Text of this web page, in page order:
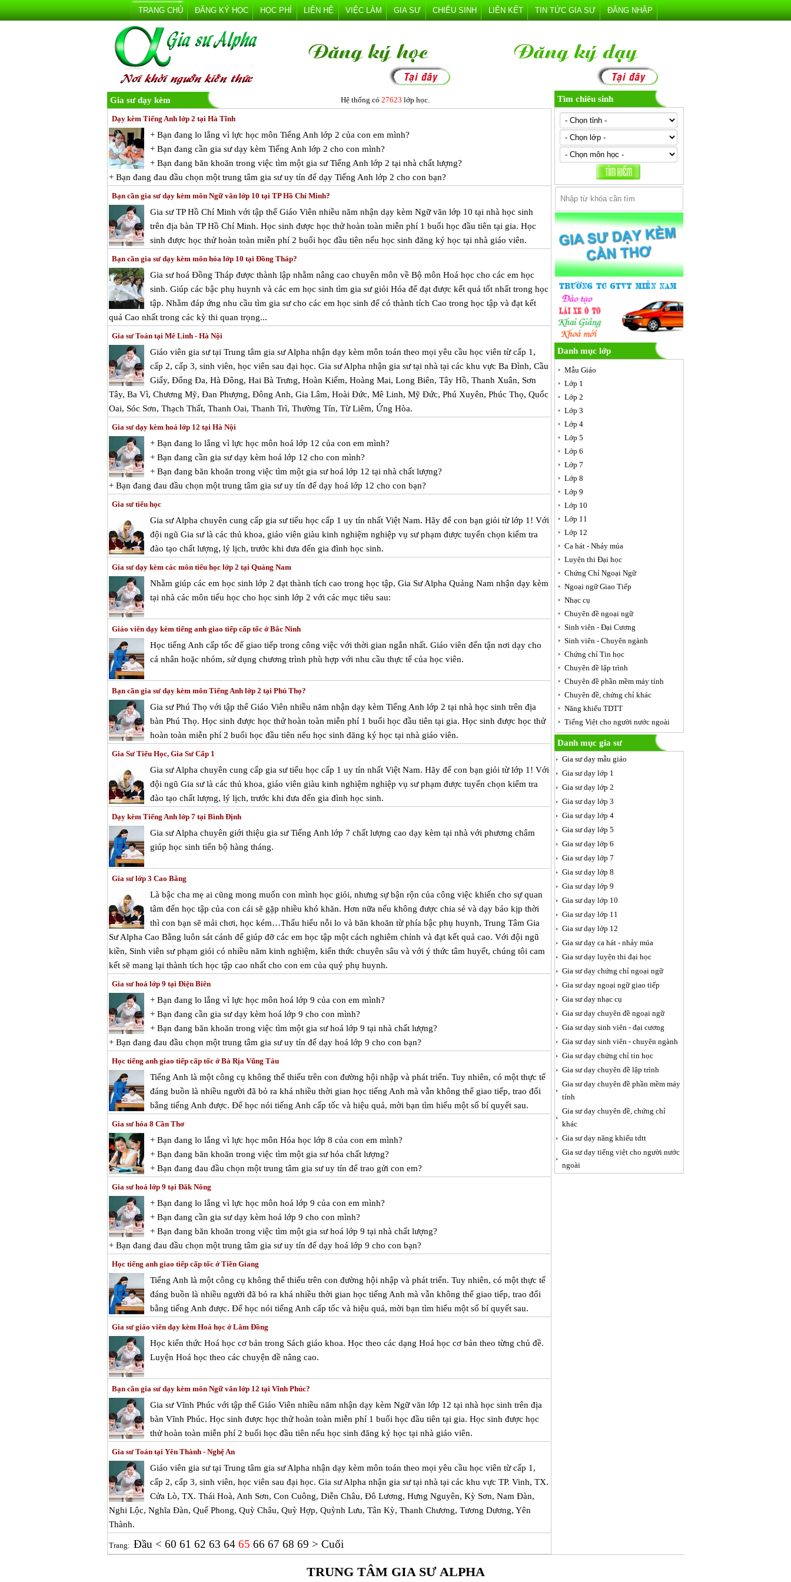
TRANG CHỦ ĐĂNG KÝ HỌC HỌC PHÍ LIÊN HỆ VIỆC LÀM GIA SƯ CHIÊU SINH LIÊN KẾT TIN TỨC GIA SƯ ĐĂNG NHẬP
Gia sư dạy kèm Hệ thống có 27623 lớp học.
Dạy kèm Tiếng Anh lớp 2 tại Hà Tĩnh
+ Bạn đang lo lắng vì lực học môn Tiếng Anh lớp 2 của con em mình?
+ Bạn đang cần gia sư dạy kèm Tiếng Anh lớp 2 cho con mình?
+ Bạn đang băn khoăn trong việc tìm một gia sư Tiếng Anh lớp 2 tại nhà chất lượng?
+ Bạn đang đau đầu chọn một trung tâm gia sư uy tín để dạy Tiếng Anh lớp 2 cho con bạn?
Bạn cần gia sư dạy kèm môn Ngữ văn lớp 10 tại TP Hồ Chí Minh?
Gia sư TP Hồ Chí Minh với tập thể Giáo Viên nhiều năm nhận dạy kèm Ngữ văn lớp 10 tại nhà học sinh
trên địa bàn TP Hồ Chí Minh. Học sinh được học thử hoàn toàn miễn phí 1 buổi học đầu tiên tại gia. Học
sinh được học thử hoàn toàn miễn phí 2 buổi học đầu tiên nếu học sinh đăng ký học tại nhà giáo viên.
Bạn cần gia sư dạy kèm môn hóa lớp 10 tại Đồng Tháp?
Gia sư hoá Đồng Tháp được thành lập nhằm nâng cao chuyên môn về Bộ môn Hoá học cho các em học
sinh. Giúp các bậc phụ huynh và các em học sinh tìm gia sư giỏi Hóa để đạt được kết quả tốt nhất trong học
tập. Nhằm đáp ứng nhu cầu tìm gia sư cho các em học sinh để có thành tích Cao trong học tập và đạt kết
quả Cao nhất trong các kỳ thi quan trọng...
Gia sư Toán tại Mê Linh - Hà Nội
Giáo viên gia sư tại Trung tâm gia sư Alpha nhận dạy kèm môn toán theo mọi yêu cầu học viên từ cấp 1,
cấp 2, cấp 3, sinh viên, học viên sau đại học. Gia sư Alpha nhận gia sư tại nhà tại các khu vực Ba Đình, Cầu
Giấy, Đống Đa, Hà Đông, Hai Bà Trưng, Hoàn Kiếm, Hoàng Mai, Long Biên, Tây Hồ, Thanh Xuân, Sơn
Tây, Ba Vì, Chương Mỹ, Đan Phượng, Đông Anh, Gia Lâm, Hoài Đức, Mê Linh, Mỹ Đức, Phú Xuyên, Phúc Thọ, Quốc
Oai, Sóc Sơn, Thạch Thất, Thanh Oai, Thanh Trì, Thường Tín, Từ Liêm, Ứng Hòa.
Gia sư dạy kèm hoá lớp 12 tại Hà Nội
+ Bạn đang lo lắng vì lực học môn hoá lớp 12 của con em mình?
+ Bạn đang cần gia sư dạy kèm hoá lớp 12 cho con mình?
+ Bạn đang băn khoăn trong việc tìm một gia sư hoá lớp 12 tại nhà chất lượng?
+ Bạn đang đau đầu chọn một trung tâm gia sư uy tín để dạy hoá lớp 12 cho con bạn?
Gia sư tiểu học
Gia sư Alpha chuyên cung cấp gia sư tiểu học cấp 1 uy tín nhất Việt Nam. Hãy để con bạn giỏi từ lớp 1! Với
đội ngũ Gia sư là các thủ khoa, giáo viên giàu kinh nghiệm nghiệp vụ sư phạm được tuyển chọn kiểm tra
đào tạo chất lượng, lý lịch, trước khi đưa đến gia đình học sinh.
Gia sư dạy kèm các môn tiểu học lớp 2 tại Quảng Nam
Nhằm giúp các em học sinh lớp 2 đạt thành tích cao trong học tập, Gia Sư Alpha Quảng Nam nhận dạy kèm
tại nhà các môn tiểu học cho học sinh lớp 2 với các mục tiêu sau:
Giáo viên dạy kèm tiếng anh giao tiếp cấp tốc ở Bắc Ninh
Học tiếng Anh cấp tốc để giao tiếp trong công việc với thời gian ngắn nhất. Giáo viên đến tận nơi dạy cho
cá nhân hoặc nhóm, sử dụng chương trình phù hợp với nhu cầu thực tế của học viên.
Bạn cần gia sư dạy kèm môn Tiếng Anh lớp 2 tại Phú Thọ?
Gia sư Phú Thọ với tập thể Giáo Viên nhiều năm nhận dạy kèm Tiếng Anh lớp 2 tại nhà học sinh trên địa
bàn Phú Thọ. Học sinh được học thử hoàn toàn miễn phí 1 buổi học đầu tiên tại gia. Học sinh được học thử
hoàn toàn miễn phí 2 buổi học đầu tiên nếu học sinh đăng ký học tại nhà giáo viên.
Gia Sư Tiểu Học, Gia Sư Cấp 1
Gia sư Alpha chuyên cung cấp gia sư tiểu học cấp 1 uy tín nhất Việt Nam. Hãy để con bạn giỏi từ lớp 1! Với
đội ngũ Gia sư là các thủ khoa, giáo viên giàu kinh nghiệm nghiệp vụ sư phạm được tuyển chọn kiểm tra
đào tạo chất lượng, lý lịch, trước khi đưa đến gia đình học sinh.
Dạy kèm Tiếng Anh lớp 7 tại Bình Định
Gia sư Alpha chuyên giới thiệu gia sư Tiếng Anh lớp 7 chất lượng cao dạy kèm tại nhà với phương châm
giúp học sinh tiến bộ hàng tháng.
Gia sư lớp 3 Cao Bằng
Là bậc cha mẹ ai cũng mong muốn con mình học giỏi, nhưng sự bận rộn của công việc khiến cho sự quan
tâm đến học tập của con cái sẽ gặp nhiều khó khăn. Hơn nữa nếu không được chia sẻ và dạy bảo kịp thời
thì con bạn sẽ mải chơi, học kém…Thấu hiểu nỗi lo và băn khoăn từ phía bậc phụ huynh, Trung Tâm Gia
Sư Alpha Cao Bằng luôn sát cánh để giúp đỡ các em học tập một cách nghiêm chỉnh và đạt kết quả cao. Với đội ngũ
kiền, Sinh viên sư phạm giỏi có nhiều năm kinh nghiệm, kiến thức chuyên sâu và với ý thức tâm huyết, chúng tôi cam
kết sẽ mang lại thành tích học tập cao nhất cho con em của quý phụ huynh.
Gia sư hoá lớp 9 tại Điện Biên
+ Bạn đang lo lắng vì lực học môn hoá lớp 9 của con em mình?
+ Bạn đang cần gia sư dạy kèm hoá lớp 9 cho con mình?
+ Bạn đang băn khoăn trong việc tìm một gia sư hoá lớp 9 tại nhà chất lượng?
+ Bạn đang đau đầu chọn một trung tâm gia sư uy tín để dạy hoá lớp 9 cho con bạn?
Học tiếng anh giao tiếp cấp tốc ở Bà Rịa Vũng Tàu
Tiếng Anh là một công cụ không thể thiếu trên con đường hội nhập và phát triển. Tuy nhiên, có một thực tế
đáng buồn là nhiều người đã bỏ ra khá nhiều thời gian học tiếng Anh mà vẫn không thể giao tiếp, trao đổi
bằng tiếng Anh được. Để học nói tiếng Anh cấp tốc và hiệu quả, mời bạn tìm hiểu một số bí quyết sau.
Gia sư hóa 8 Cần Thơ
+ Bạn đang lo lắng vì lực học môn Hóa học lớp 8 của con em mình?
+ Bạn đang băn khoăn trong việc tìm một gia sư hóa chất lượng?
+ Bạn đang đau đầu chọn một trung tâm gia sư uy tín để trao gửi con em?
Gia sư hoá lớp 9 tại Đăk Nông
+ Bạn đang lo lắng vì lực học môn hoá lớp 9 của con em mình?
+ Bạn đang cần gia sư dạy kèm hoá lớp 9 cho con mình?
+ Bạn đang băn khoăn trong việc tìm một gia sư hoá lớp 9 tại nhà chất lượng?
+ Bạn đang đau đầu chọn một trung tâm gia sư uy tín để dạy hoá lớp 9 cho con bạn?
Học tiếng anh giao tiếp cấp tốc ở Tiền Giang
Tiếng Anh là một công cụ không thể thiếu trên con đường hội nhập và phát triển. Tuy nhiên, có một thực tế
đáng buồn là nhiều người đã bỏ ra khá nhiều thời gian học tiếng Anh mà vẫn không thể giao tiếp, trao đổi
bằng tiếng Anh được. Để học nói tiếng Anh cấp tốc và hiệu quả, mời bạn tìm hiểu một số bí quyết sau.
Gia sư giáo viên dạy kèm Hoá học ở Lâm Đồng
Học kiến thức Hoá học cơ bản trong Sách giáo khoa. Học theo các dạng Hoá học cơ bản theo từng chủ đề.
Luyện Hoá học theo các chuyện đề nâng cao.
Bạn cần gia sư dạy kèm môn Ngữ văn lớp 12 tại Vĩnh Phúc?
Gia sư Vĩnh Phúc với tập thể Giáo Viên nhiều năm nhận dạy kèm Ngữ văn lớp 12 tại nhà học sinh trên địa
bàn Vĩnh Phúc. Học sinh được học thử hoàn toàn miễn phí 1 buổi học đầu tiên tại gia. Học sinh được học
thử hoàn toàn miễn phí 2 buổi học đầu tiên nếu học sinh đăng ký học tại nhà giáo viên.
Gia sư Toán tại Yên Thành - Nghệ An
Giáo viên gia sư tại Trung tâm gia sư Alpha nhận dạy kèm môn toán theo mọi yêu cầu học viên từ cấp 1,
cấp 2, cấp 3, sinh viên, học viên sau đại học. Gia sư Alpha nhận gia sư tại nhà tại các khu vực TP. Vinh, TX.
Cửa Lò, TX. Thái Hoà, Anh Sơn, Con Cuông, Diễn Châu, Đô Lương, Hưng Nguyên, Kỳ Sơn, Nam Đàn,
Nghi Lộc, Nghĩa Đàn, Quế Phong, Quỳ Châu, Quỳ Hợp, Quỳnh Lưu, Tân Kỳ, Thanh Chương, Tương Dương, Yên
Thành.
Trang: Đầu < 60 61 62 63 64 65 66 67 68 69 > Cuối
Tìm chiêu sinh
Danh mục lớp
Mẫu Giáo
Lớp 1
Lớp 2
Lớp 3
Lớp 4
Lớp 5
Lớp 6
Lớp 7
Lớp 8
Lớp 9
Lớp 10
Lớp 11
Lớp 12
Ca hát - Nhảy múa
Luyện thi Đại học
Chứng Chỉ Ngoại Ngữ
Ngoại ngữ Giao Tiếp
Nhạc cụ
Chuyên đề ngoại ngữ
Sinh viên - Đại Cương
Sinh viên - Chuyên ngành
Chứng chỉ Tin học
Chuyên đề lập trình
Chuyên đề phần mềm máy tính
Chuyên đề, chứng chỉ khác
Năng khiếu TDTT
Tiếng Việt cho người nước ngoài
Danh mục gia sư
Gia sư dạy mẫu giáo
Gia sư dạy lớp 1
Gia sư dạy lớp 2
Gia sư dạy lớp 3
Gia sư dạy lớp 4
Gia sư dạy lớp 5
Gia sư dạy lớp 6
Gia sư dạy lớp 7
Gia sư dạy lớp 8
Gia sư dạy lớp 9
Gia sư dạy lớp 10
Gia sư dạy lớp 11
Gia sư dạy lớp 12
Gia sư dạy ca hát - nhảy múa
Gia sư dạy luyện thi đại học
Gia sư dạy chứng chỉ ngoại ngữ
Gia sư dạy ngoại ngữ giao tiếp
Gia sư dạy nhạc cụ
Gia sư dạy chuyên đề ngoại ngữ
Gia sư dạy sinh viên - đại cương
Gia sư dạy sinh viên - chuyên ngành
Gia sư dạy chứng chỉ tin học
Gia sư dạy chuyên đề lập trình
Gia sư dạy chuyên đề phần mềm máy
tính
Gia sư dạy chuyên đề, chứng chỉ
khác
Gia sư dạy năng khiếu tdtt
Gia sư dạy tiếng việt cho người nước
ngoài
TRUNG TÂM GIA SƯ ALPHA